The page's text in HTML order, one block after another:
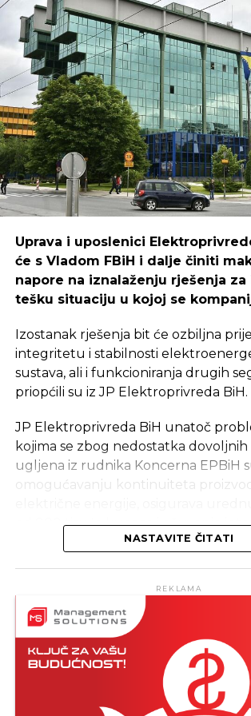
Rok za dostavljanje ponuda je 30
objavljivanja javnog poziva (5. mart
eKapija
Uprava i uposlenici
će s Vladom FBiH i dalje činiti
napore na iznalaženju rješenja
tešku situaciju u kojoj se
Izostanak rješenja bit će ozbiljna
integritetu i stabilnosti
sustava, ali i funkcioniranja drugih
priopćili su iz JP Elektroprivreda BiH.
JP Elektroprivreda BiH unatoč
kojima se zbog nedostatka dovoljnih
ugljena iz rudnika Koncerna EPBiH
omogućavanju kontinuiteta
od 800 tisuća kupaca i očuvanje
elektroenergetskog sustava.
EPBiH prema termoelektranama u
datira od 2019. godine i traje u
danas. Trenutne isporuke su
Rezultat je ozbiljno ugrožavanje rada
termoelektrana, pad proizvodnje
toplinske energije za zagrijavanje
Lukavac i Kakanj.
NASTAVITE ČITATI
REKLAMA